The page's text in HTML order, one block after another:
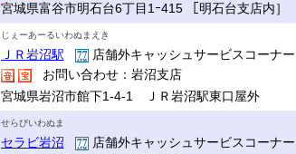
宮城県富谷市明石台6丁目1ｰ415 ［明石台支店内］
じぇーあーるいわぬまえき
ＪＲ岩沼駅
店舗外キャッシュサービスコーナー
お問い合わせ：岩沼支店
宮城県岩沼市館下1-4-1 ＪＲ岩沼駅東口屋外
せらびいわぬま
セラビ岩沼
店舗外キャッシュサービスコーナー